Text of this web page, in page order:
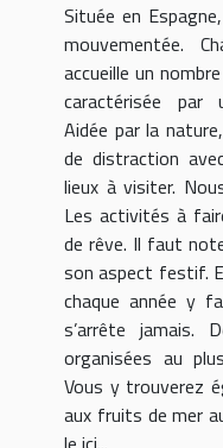
Située en
mouvementée.
accueille un
caractérisée par
Aidée par la
de distraction
lieux à visiter.
Les activités à
de rêve. Il faut
son aspect festif.
chaque année y
s’arrête jamais.
organisées au
Vous y trouverez
aux fruits de mer